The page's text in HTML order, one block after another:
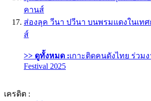
คานส์
ส่องลุค วีนา ปวีนา บนพรมแดงในเท
ส์
>> ดูทั้งหมด :เกาะติดคนดังไทย ร่วมง
Festival 2025
เครดิต :